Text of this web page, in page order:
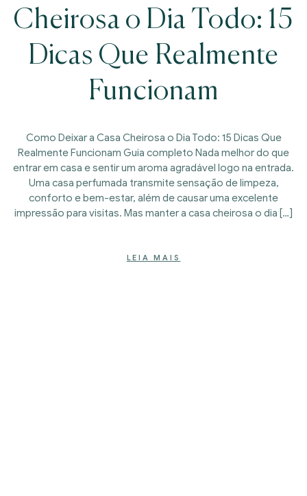
Cheirosa o Dia Todo: 15
Dicas Que Realmente
Funcionam
Como Deixar a Casa Cheirosa o Dia Todo: 15 Dicas Que
Realmente Funcionam Guia completo Nada melhor do que
entrar em casa e sentir um aroma agradável logo na entrada.
Uma casa perfumada transmite sensação de limpeza,
conforto e bem-estar, além de causar uma excelente
impressão para visitas. Mas manter a casa cheirosa o dia […]
LEIA MAIS